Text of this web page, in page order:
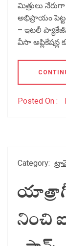
మిత్రులు
అభిప్రాయం
– ఇటలీ
వీసా అప్లికేషన్ల
Posted On :
Category:
నించి